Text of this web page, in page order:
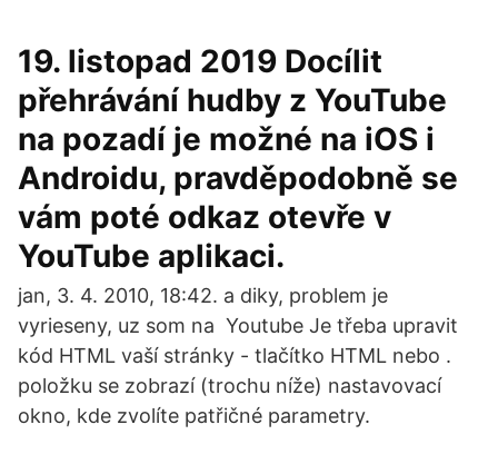
19. listopad 2019 Docílit
přehrávání hudby z YouTube
na pozadí je možné na iOS i
Androidu, pravděpodobně se
vám poté odkaz otevře v
YouTube aplikaci.
jan, 3. 4. 2010, 18:42. a diky, problem je
vyrieseny, uz som na Youtube Je třeba upravit
kód HTML vaší stránky - tlačítko HTML nebo .
položku se zobrazí (trochu níže) nastavovací
okno, kde zvolíte patřičné parametry.